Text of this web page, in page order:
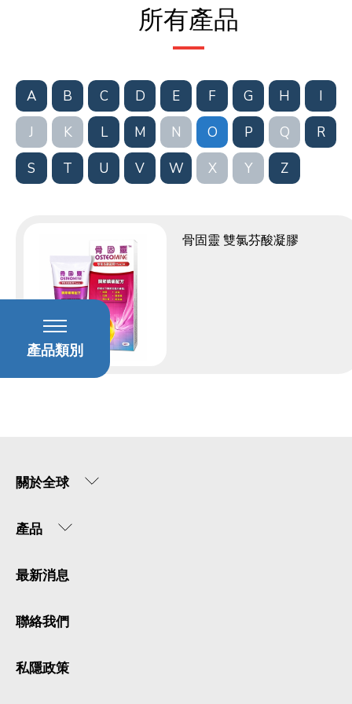
所有產品
A B C D E F G H
I
J
K L M N O P Q
R
S
T U V W X Y Z
骨固靈 雙氯芬酸凝膠
產品類別
關於全球
產品
最新消息
聯絡我們
私隱政策